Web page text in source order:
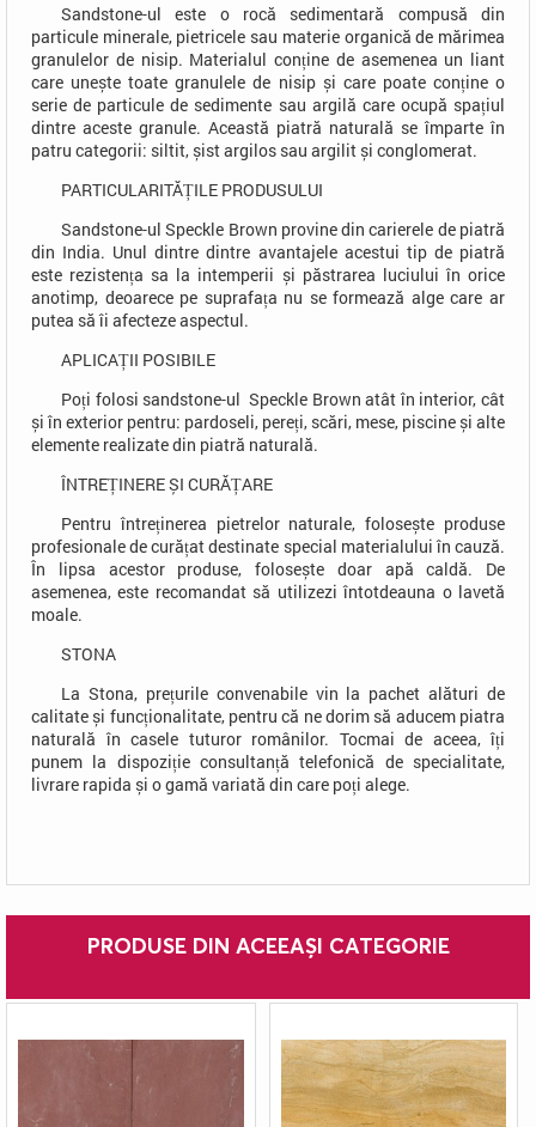
Sandstone-ul este o rocă sedimentară compusă din
particule minerale, pietricele sau materie organică de mărimea
granulelor de nisip. Materialul conține de asemenea un liant
care unește toate granulele de nisip și care poate conține o
serie de particule de sedimente sau argilă care ocupă spațiul
dintre aceste granule. Această piatră naturală se împarte în
patru categorii: siltit, șist argilos sau argilit și conglomerat.
PARTICULARITĂȚILE PRODUSULUI
Sandstone-ul Speckle Brown provine din carierele de piatră
din India. Unul dintre dintre avantajele acestui tip de piatră
este rezistența sa la intemperii și păstrarea luciului în orice
anotimp, deoarece pe suprafața nu se formează alge care ar
putea să îi afecteze aspectul.
APLICAȚII POSIBILE
Poți folosi sandstone-ul Speckle Brown atât în interior, cât
și în exterior pentru: pardoseli, pereți, scări, mese, piscine și alte
elemente realizate din piatră naturală.
ÎNTREȚINERE ȘI CURĂȚARE
Pentru întreținerea pietrelor naturale, folosește produse
profesionale de curățat destinate special materialului în cauză.
În lipsa acestor produse, folosește doar apă caldă. De
asemenea, este recomandat să utilizezi întotdeauna o lavetă
moale.
STONA
La Stona, prețurile convenabile vin la pachet alături de
calitate și funcționalitate, pentru că ne dorim să aducem piatra
naturală în casele tuturor românilor. Tocmai de aceea, îți
punem la dispoziție consultanță telefonică de specialitate,
livrare rapida și o gamă variată din care poți alege.
PRODUSE DIN ACEEAȘI CATEGORIE